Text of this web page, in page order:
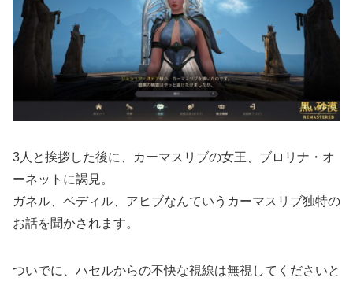
3人と挨拶した後に、カーマスリブの女王、ブロリナ・オ
ーネットに謁見。
ガネル、ベディル、アヒブなんていうカーマスリブ独特の
お話を聞かされます。
ついでに、ハセルからの不快な視線は無視してくださいと